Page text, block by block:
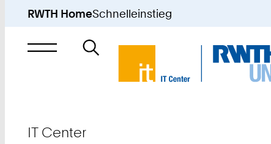
RWTH HomeSchnelleinstieg
Suche
nach
IT Center